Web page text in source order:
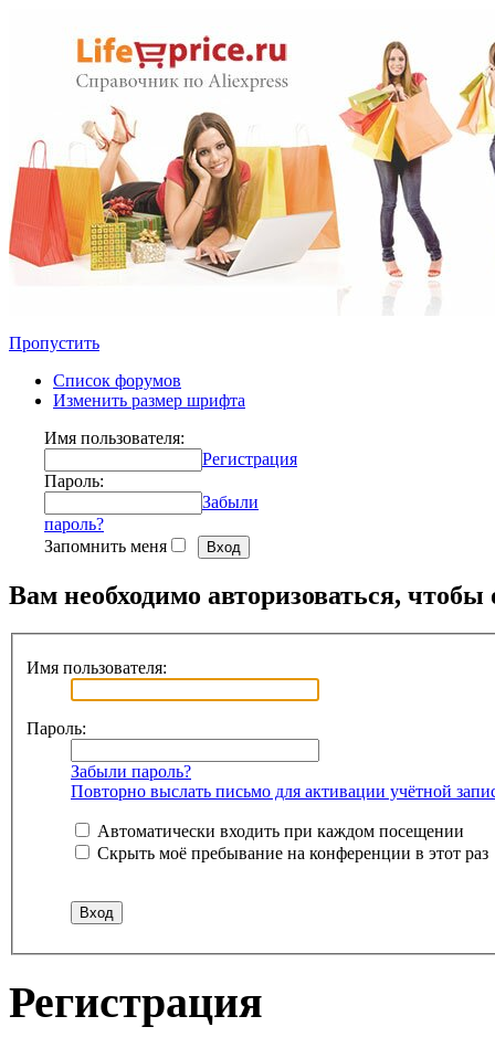
Пропустить
Список форумов
Изменить размер шрифта
Имя пользователя:
Регистрация
Пароль:
Забыли
пароль?
Запомнить меня
Вам необходимо авторизоваться,
Имя пользователя:
Пароль:
Забыли пароль?
Повторно выслать письмо для активации учётной
Автоматически входить при каждом посещении
Скрыть моё пребывание на конференции в этот раз
Регистрация